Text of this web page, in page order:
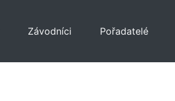
Závodníci Pořadatelé